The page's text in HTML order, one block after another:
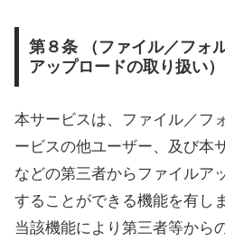
第８条 （ファイル／フォ
アップロードの取り扱い）
本サービスは、ファイル／フ
ービスの他ユーザー、及び本
などの第三者からファイルア
することができる機能を有し
当該機能により第三者等から